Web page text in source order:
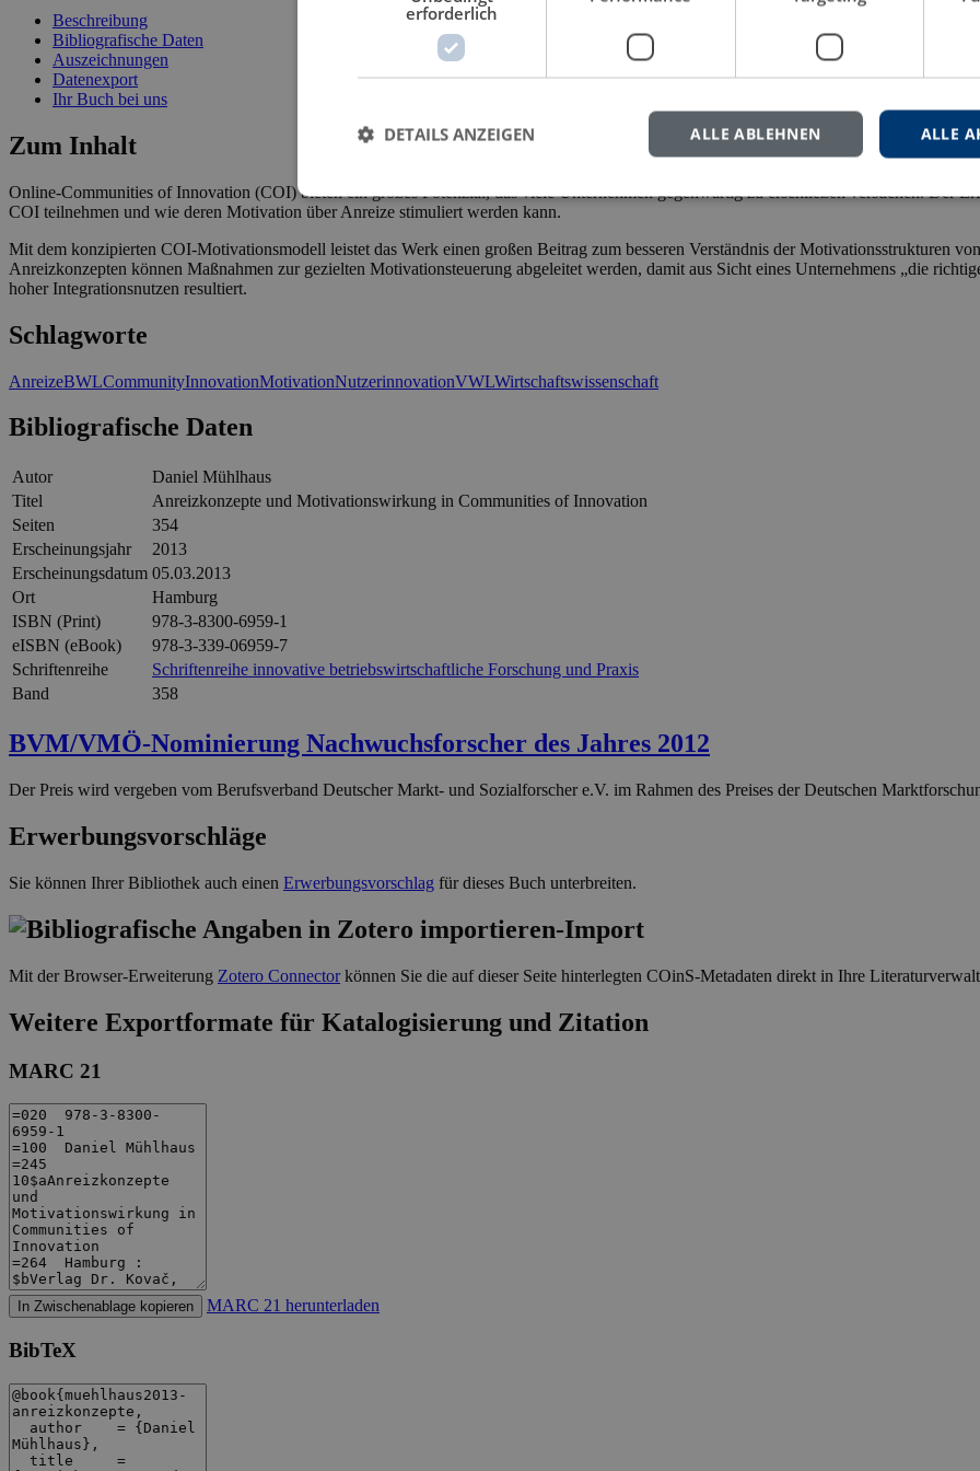
Beschreibung
Bibliografische Daten
Auszeichnungen
Datenexport
Ihr Buch bei uns
Zum Inhalt
Online-Communities of Innovation (COI) bieten ein großes Potenzial, das viele Unternehmen gegenwärtig zu erschließen versuchen. Der
COI teilnehmen und wie deren Motivation über Anreize stimuliert werden kann.
Mit dem konzipierten COI-Motivationsmodell leistet das Werk einen großen Beitrag zum besseren Verständnis der Motivationsstrukturen
Anreizkonzepten können Maßnahmen zur gezielten Motivationsteuerung abgeleitet werden, damit aus Sicht eines Unternehmens „die
hoher Integrationsnutzen resultiert.
Schlagworte
AnreizeBWLCommunityInnovationMotivationNutzerinnovationVWLWirtschaftswissenschaft
Bibliografische Daten
Autor
Daniel Mühlhaus
Titel
Anreizkonzepte und Motivationswirkung in Communities of Innovation
Seiten
354
Erscheinungsjahr
2013
Erscheinungsdatum 05.03.2013
Ort
Hamburg
ISBN (Print)
978-3-8300-6959-1
eISBN (eBook)
978-3-339-06959-7
Schriftenreihe
Schriftenreihe innovative betriebswirtschaftliche Forschung und Praxis
Band
358
BVM/VMÖ-Nominierung Nachwuchsforscher des Jahres 2012
Der Preis wird vergeben vom Berufsverband Deutscher Markt- und Sozialforscher e.V. im Rahmen des Preises der Deutschen
Erwerbungsvorschläge
Sie können Ihrer Bibliothek auch einen Erwerbungsvorschlag für dieses Buch unterbreiten.
-Import
Mit der Browser-Erweiterung Zotero Connectorkönnen Sie die auf dieser Seite hinterlegten COinS-Metadaten direkt in Ihre
Weitere Exportformate für Katalogisierung und Zitation
MARC 21
In Zwischenablage kopieren MARC 21 herunterladen
BibTeX
erforderlich
ALLE
ALLE ABLEHNEN
DETAILS ANZEIGEN